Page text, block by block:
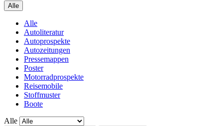
Alle
Alle
Autoliteratur
Autoprospekte
Autozeitungen
Pressemappen
Poster
Motorradprospekte
Reisemobile
Stoffmuster
Boote
Alle